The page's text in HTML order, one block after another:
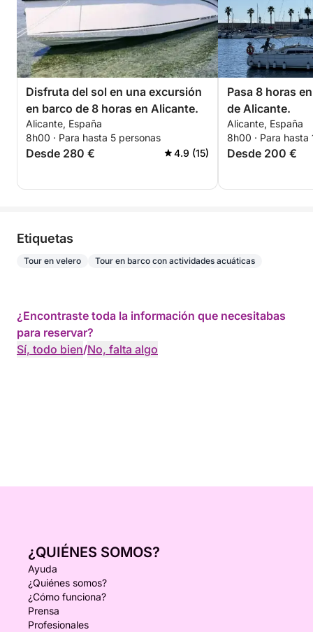
Disfruta del sol en una excursión
en barco de 8 horas en Alicante.
Alicante, España
8h00 · Para hasta 5 personas
Desde 280 € 4.9 (15)
Pasa 8 horas
de Alicante.
Alicante, España
8h00 · Para hasta
Desde 200 €
Etiquetas
Tour en velero Tour en barco con actividades acuáticas
¿Encontraste toda la información que necesitabas
para reservar?
Sí, todo bien/No, falta algo
¿QUIÉNES SOMOS?
Ayuda
¿Quiénes somos?
¿Cómo funciona?
Prensa
Profesionales